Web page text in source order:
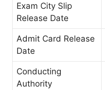
Exam City Slip
Release Date
Admit Card Release
Date
Conducting
Authority